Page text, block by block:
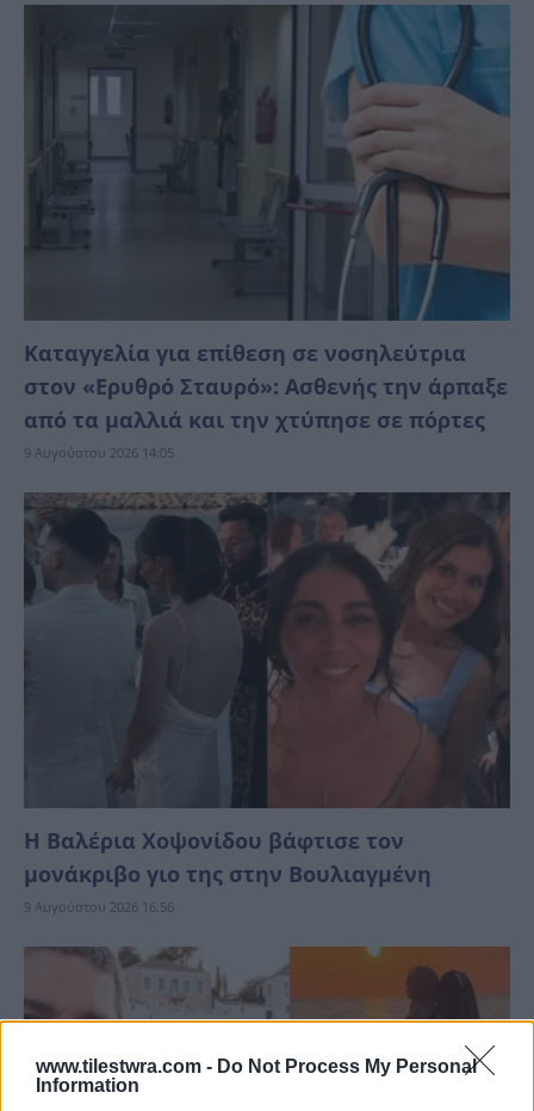
www.tilestwra.com - Do Not Process My Personal
Information
Καταγγελία για επίθεση σε νοσηλεύτρια
στον «Ερυθρό Σταυρό»: Ασθενής την άρπαξε
από τα μαλλιά και την χτύπησε σε πόρτες
9 Αυγούστου 2026 14:05
H Βαλέρια Χοψονίδου βάφτισε τον
μονάκριβο γιο της στην Βουλιαγμένη
9 Αυγούστου 2026 16:56